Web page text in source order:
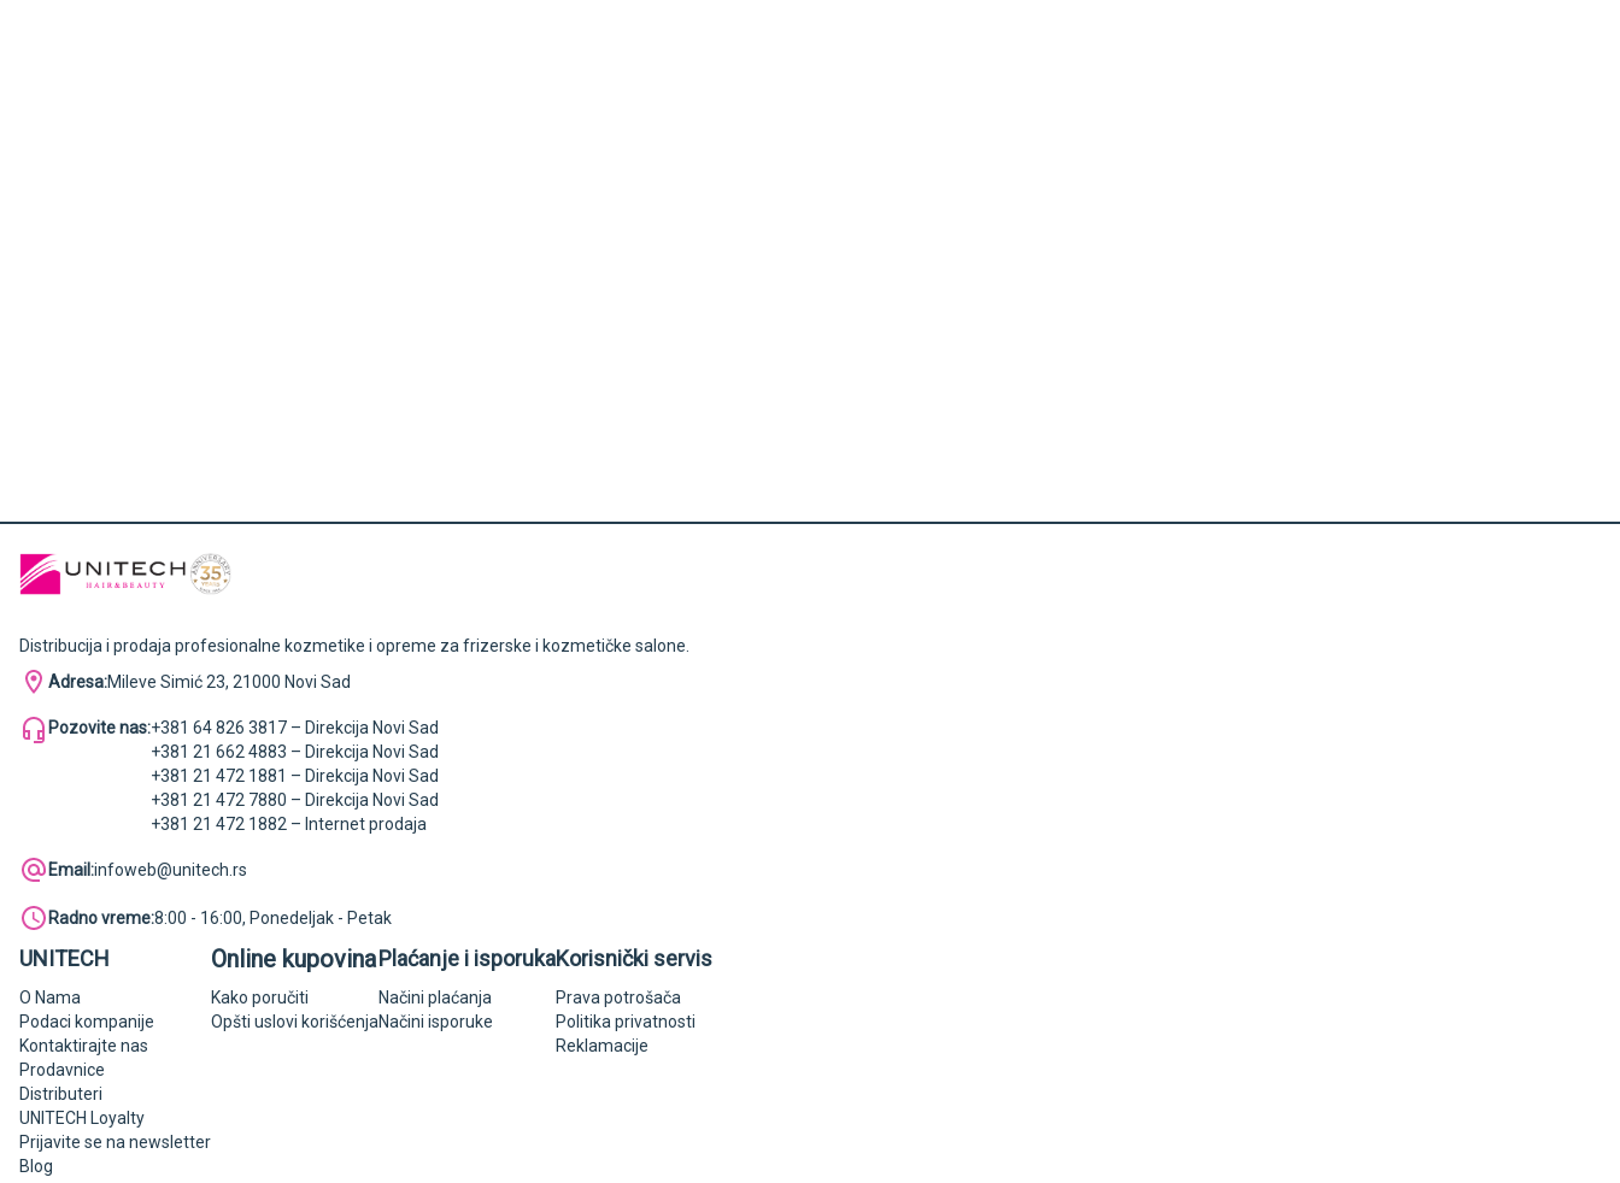
Distribucija i prodaja profesionalne kozmetike i opreme za frizerske i kozmetičke salone.
Adresa:Mileve Simić 23, 21000 Novi Sad
Pozovite nas:+381 64 826 3817 – Direkcija Novi Sad
+381 21 662 4883 – Direkcija Novi Sad
+381 21 472 1881 – Direkcija Novi Sad
+381 21 472 7880 – Direkcija Novi Sad
+381 21 472 1882 – Internet prodaja
Email:infoweb@unitech.rs
Radno vreme:8:00 - 16:00, Ponedeljak - Petak
UNITECH
O Nama
Podaci kompanije
Kontaktirajte nas
Prodavnice
Distributeri
UNITECH Loyalty
Prijavite se na newsletter
Blog
Online kupovina
Kako poručiti
Opšti uslovi korišćenja
Plaćanje i isporuka
Načini plaćanja
Načini isporuke
Korisnički servis
Prava potrošača
Politika privatnosti
Reklamacije